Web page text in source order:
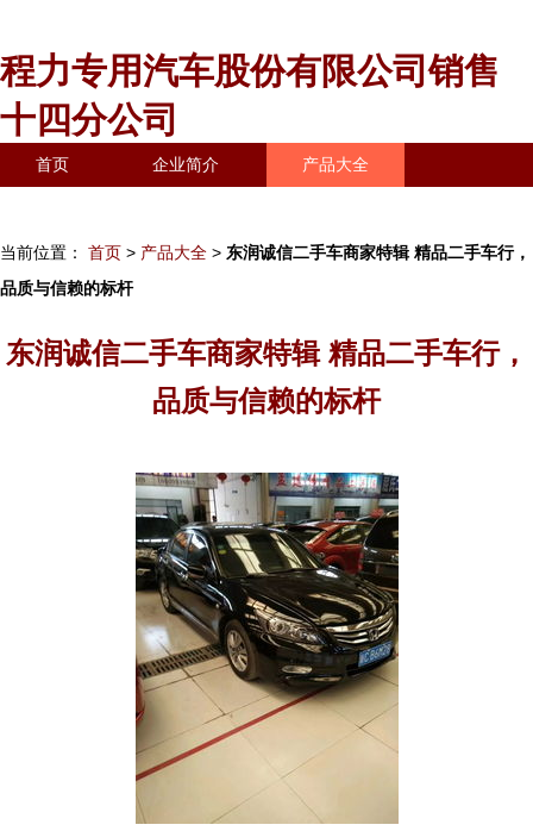
程力专用汽车股份有限公司销售
十四分公司
首页 企业简介 产品大全
当前位置： 首页 > 产品大全 > 东润诚信二手车商家特辑 精品二手车行，
品质与信赖的标杆
东润诚信二手车商家特辑 精品二手车行，
品质与信赖的标杆